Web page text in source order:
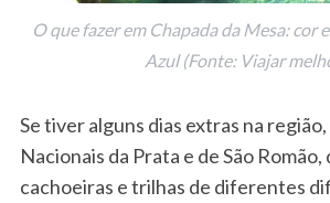
O que fazer em Chapada da Mesa: cor
Azul (Fonte: Viajar
Se tiver alguns dias extras na
Nacionais da Prata e de São
cachoeiras e trilhas de diferentes